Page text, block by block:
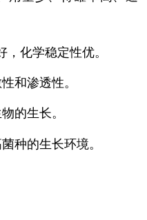
化学稳定性优。
和渗透性。
的生长。
种的生长环境。